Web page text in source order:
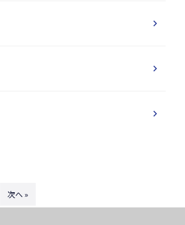
次へ »